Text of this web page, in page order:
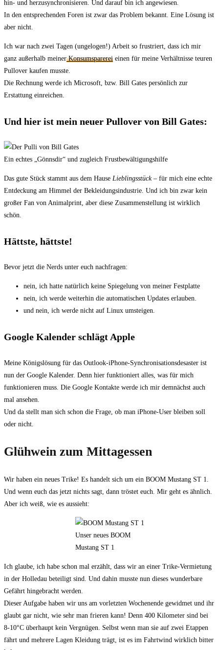
hin- und herzusynchronisieren. Und darauf bin ich angewiesen.
In den entsprechenden Foren ist zwar das Problem bekannt. Eine Lösung ist
aber nicht.
Ich war nach zwei Tagen (ungelogen!) Arbeit so frustriert, dass ich mir
ganz außerhalb meinerKonsumsparerei einen für meine Verhältnisse teuren
Pullover kaufen musste.
Die Rechnung werde ich Microsoft, bzw. Bill Gates persönlich zur
Erstattung einreichen.
Und hier ist mein neuer Pullover von Bill Gates:
Ein echtes „Gönnsdir“ und zugleich Frustbewältigungshilfe
Das gute Stück stammt aus dem Hause Lieblingsstück– für mich eine echte
Entdeckung am Himmel der Bekleidungsindustrie. Und ich bin zwar kein
großer Fan von Animalprint, aber diese Zusammenstellung ist wirklich
schön.
Hättste, hättste!
Bevor jetzt die Nerds unter euch nachfragen:
nein, ich hatte natürlich keine Spiegelung von meiner Festplatte
nein, ich werde weiterhin die automatischen Updates erlauben.
und nein, ich werde nicht auf Linux umsteigen.
Google Kalender schlägt Apple
Meine Königslösung für das Outlook-iPhone-Synchronisationsdesaster ist
nun der Google Kalender. Denn hier funktioniert alles, was für mich
funktionieren muss. Die Google Kontakte werde ich mir demnächst auch
mal ansehen.
Und da stellt man sich schon die Frage, ob man iPhone-User bleiben soll
oder nicht.
Glühwein zum Mittagessen
Wir haben ein neues Trike! Es handelt sich um ein BOOM Mustang ST 1
Und wenn euch das jetzt nichts sagt, dann tröstet euch. Mir geht es ähnlich.
Aber ich weiß, wie es aussieht:
Unser neues BOOM
Mustang ST 1
Ich glaube, ich habe schon mal erzählt, dass wir an einer Trike-Vermietung
in der Holledau beteiligt sind. Und dahin musste nun dieses wunderbare
Gefährt hingebracht werden.
Dieser Aufgabe haben wir uns am vorletzten Wochenende gewidmet und ihr
glaubt gar nicht, wie sehr man frieren kann! Denn 400 Kilometer sind bei
8-10°C überhaupt kein Vergnügen. Selbst wenn man sie auf zwei Etappen
fährt und mehrere Lagen Kleidung trägt, ist es im Fahrtwind wirklich bitter